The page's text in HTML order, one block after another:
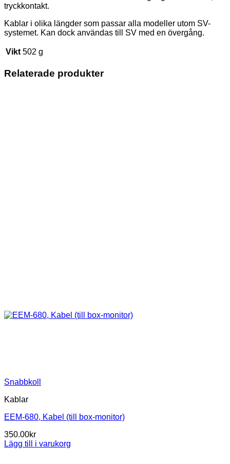
tryckkontakt.
Kablar i olika längder som passar alla modeller utom SV-
systemet. Kan dock användas till SV med en övergång.
Vikt 502 g
Relaterade produkter
Snabbkoll
Kablar
EEM-680, Kabel (till box-monitor)
350.00kr
Lägg till i varukorg